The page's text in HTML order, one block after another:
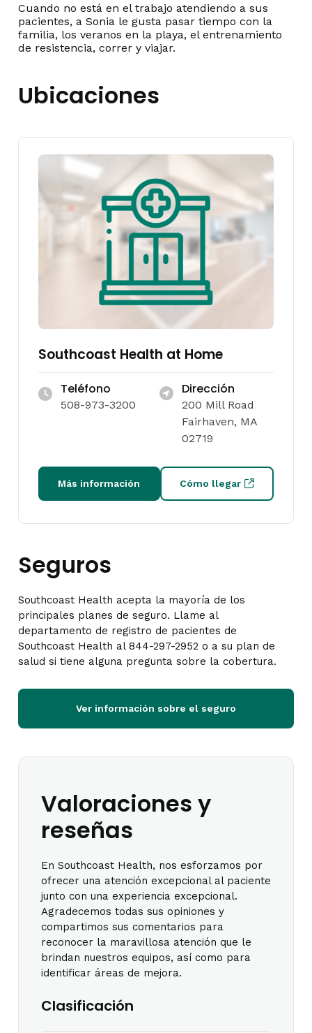
Cuando no está en el trabajo atendiendo a sus
pacientes, a Sonia le gusta pasar tiempo con la
familia, los veranos en la playa, el entrenamiento
de resistencia, correr y viajar.
Ubicaciones
Southcoast Health at Home
Teléfono
508-973-3200
Dirección
200 Mill Road
Fairhaven, MA
02719
Más información Cómo llegar
Seguros
Southcoast Health acepta la mayoría de los
principales planes de seguro. Llame al
departamento de registro de pacientes de
Southcoast Health al 844-297-2952 o a su plan de
salud si tiene alguna pregunta sobre la cobertura.
Ver información sobre el seguro
Valoraciones y
reseñas
En Southcoast Health, nos esforzamos por
ofrecer una atención excepcional al paciente
junto con una experiencia excepcional.
Agradecemos todas sus opiniones y
compartimos sus comentarios para
reconocer la maravillosa atención que le
brindan nuestros equipos, así como para
identificar áreas de mejora.
Clasificación